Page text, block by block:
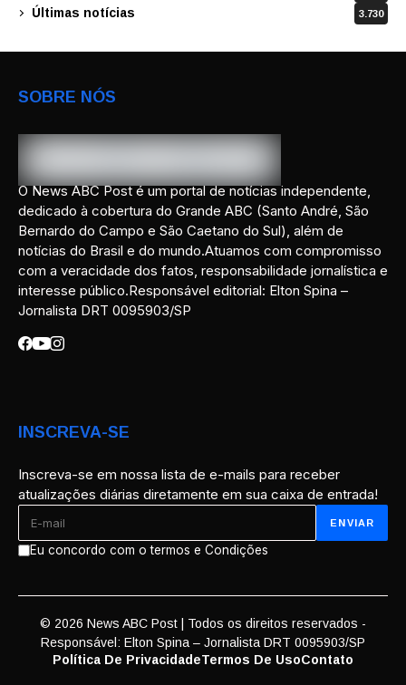
Últimas notícias 3.730
SOBRE NÓS
O News ABC Post é um portal de notícias independente,
dedicado à cobertura do Grande ABC (Santo André, São
Bernardo do Campo e São Caetano do Sul), além de
notícias do Brasil e do mundo.Atuamos com compromisso
com a veracidade dos fatos, responsabilidade jornalística e
interesse público.Responsável editorial: Elton Spina –
Jornalista DRT 0095903/SP
INSCREVA-SE
Inscreva-se em nossa lista de e-mails para receber
atualizações diárias diretamente em sua caixa de entrada!
Eu concordo com o termos e Condições
© 2026 News ABC Post | Todos os direitos reservados -
Responsável: Elton Spina – Jornalista DRT 0095903/SP
Política De PrivacidadeTermos De UsoContato